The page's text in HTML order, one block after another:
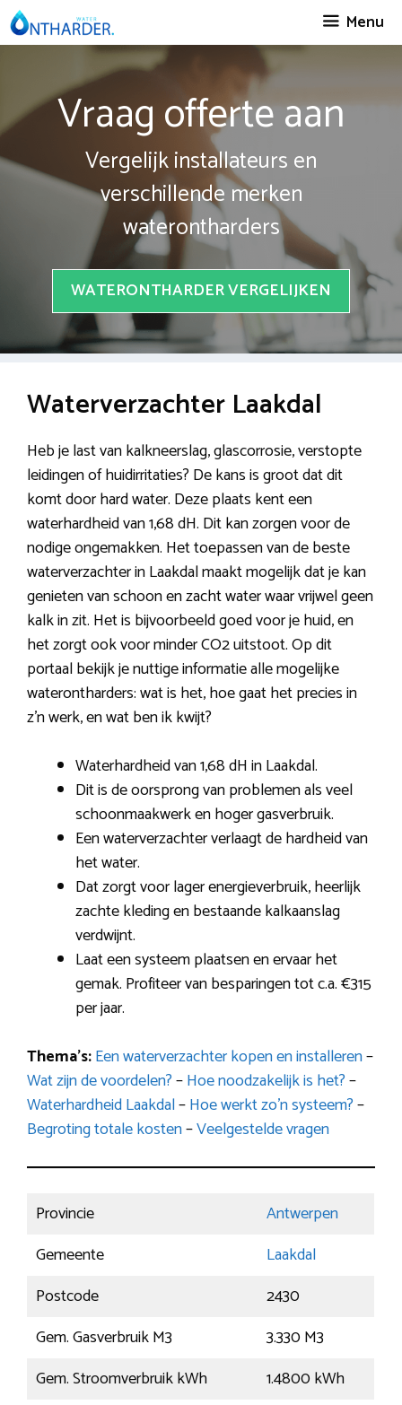
Spring
naar
Menu
Vraag offerte aan
Vergelijk installateurs en
verschillende merken
waterontharders
WATERONTHARDER VERGELIJKEN
Waterverzachter Laakdal
Heb je last van kalkneerslag, glascorrosie, verstopte
leidingen of huidirritaties? De kans is groot dat dit
komt door hard water. Deze plaats kent een
waterhardheid van 1,68 dH. Dit kan zorgen voor de
nodige ongemakken. Het toepassen van de beste
waterverzachter in Laakdal maakt mogelijk dat je kan
genieten van schoon en zacht water waar vrijwel geen
kalk in zit. Het is bijvoorbeeld goed voor je huid, en
het zorgt ook voor minder CO2 uitstoot. Op dit
portaal bekijk je nuttige informatie alle mogelijke
waterontharders: wat is het, hoe gaat het precies in
z’n werk, en wat ben ik kwijt?
Waterhardheid van 1,68 dH in Laakdal.
Dit is de oorsprong van problemen als veel
schoonmaakwerk en hoger gasverbruik.
Een waterverzachter verlaagt de hardheid van
het water.
Dat zorgt voor lager energieverbruik, heerlijk
zachte kleding en bestaande kalkaanslag
verdwijnt.
Laat een systeem plaatsen en ervaar het
gemak. Profiteer van besparingen tot c.a. €315
per jaar.
Thema’s:Een waterverzachter kopen en installeren–
Wat zijn de voordelen?–Hoe noodzakelijk is het?–
Waterhardheid Laakdal–Hoe werkt zo’n systeem?–
Begroting totale kosten–Veelgestelde vragen
Provincie
Antwerpen
Gemeente
Laakdal
Postcode
2430
Gem. Gasverbruik M3
3.330 M3
Gem. Stroomverbruik kWh
1.4800 kWh